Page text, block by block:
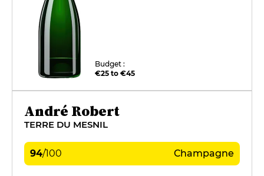
Budget :
€25 to €45
André Robert
TERRE DU MESNIL
94/100 Champagne